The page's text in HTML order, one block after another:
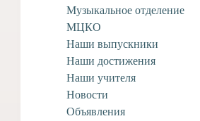
Музыкальное отделение
МЦКО
Наши выпускники
Наши достижения
Наши учителя
Новости
Объявления